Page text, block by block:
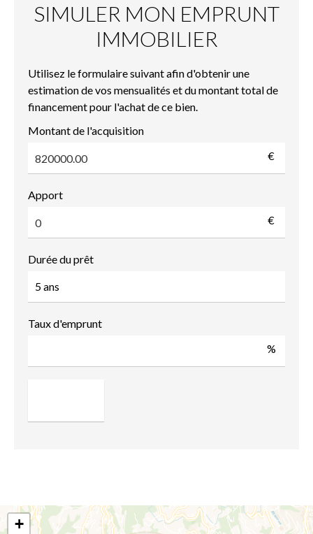
SIMULER MON EMPRUNT
IMMOBILIER
Utilisez le formulaire suivant afin d'obtenir une
estimation de vos mensualités et du montant total de
financement pour l'achat de ce bien.
Montant de l'acquisition
€
Apport
€
Durée du prêt
Taux d'emprunt
%
+